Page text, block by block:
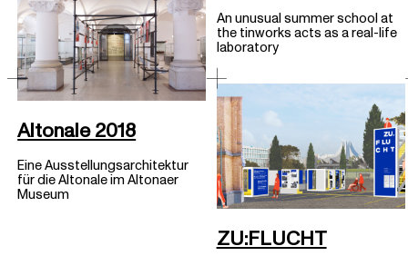
An unusual summer school at
the tinworks acts as a real-life
laboratory
Altonale 2018
Eine Ausstellungsarchitektur
für die Altonale im Altonaer
Museum
ZU:FLUCHT